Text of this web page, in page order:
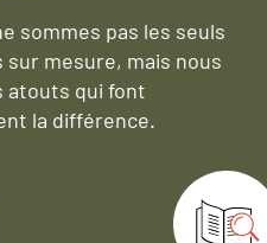
sommes pas les seuls
sur mesure, mais nous
atouts qui font
la différence.